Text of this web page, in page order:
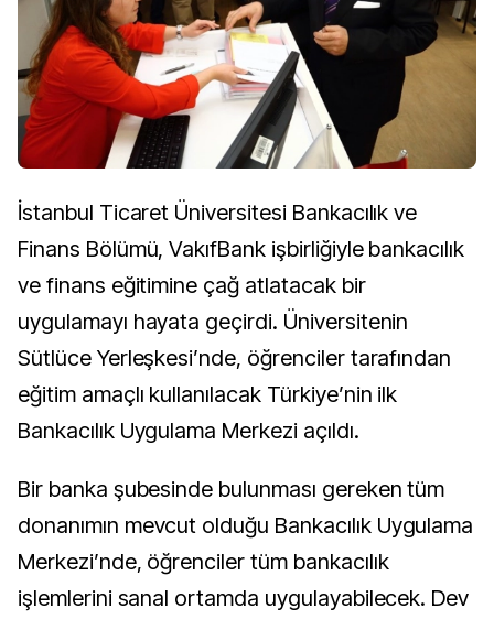
İstanbul Ticaret Üniversitesi Bankacılık ve
Finans Bölümü, VakıfBank işbirliğiyle bankacılık
ve finans eğitimine çağ atlatacak bir
uygulamayı hayata geçirdi. Üniversitenin
Sütlüce Yerleşkesi’nde, öğrenciler tarafından
eğitim amaçlı kullanılacak Türkiye’nin ilk
Bankacılık Uygulama Merkezi açıldı.
Bir banka şubesinde bulunması gereken tüm
donanımın mevcut olduğu Bankacılık Uygulama
Merkezi’nde, öğrenciler tüm bankacılık
işlemlerini sanal ortamda uygulayabilecek. Dev